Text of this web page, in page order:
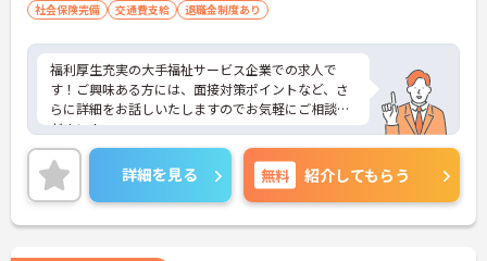
社会保険完備
交通費支給 退職金制度あり
福利厚生充実の大手福祉サービス企業での求人で
す！ご興味ある方には、面接対策ポイントなど、さ
らに詳細をお話しいたしますのでお気軽にご相談く
ださい！
詳細を見る 無料 紹介してもらう